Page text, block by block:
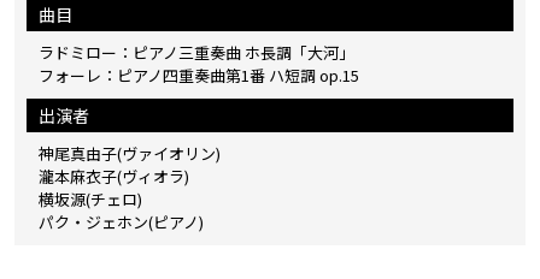
曲目
ラドミロー：ピアノ三重奏曲 ホ長調「大河」
フォーレ：ピアノ四重奏曲第1番 ハ短調 op.15
出演者
神尾真由子(ヴァイオリン)
瀧本麻衣子(ヴィオラ)
横坂源(チェロ)
パク・ジェホン(ピアノ)